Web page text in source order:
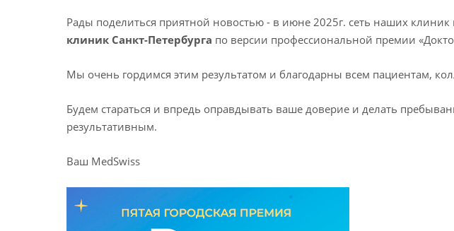
Рады поделиться приятной новостью - в июне 2025г. сеть наших
клиник Санкт-Петербурга по версии профессиональной премии
Мы очень гордимся этим результатом и благодарны всем пациентам,
Будем стараться и впредь оправдывать ваше доверие и делать
результативным.
Ваш MedSwiss